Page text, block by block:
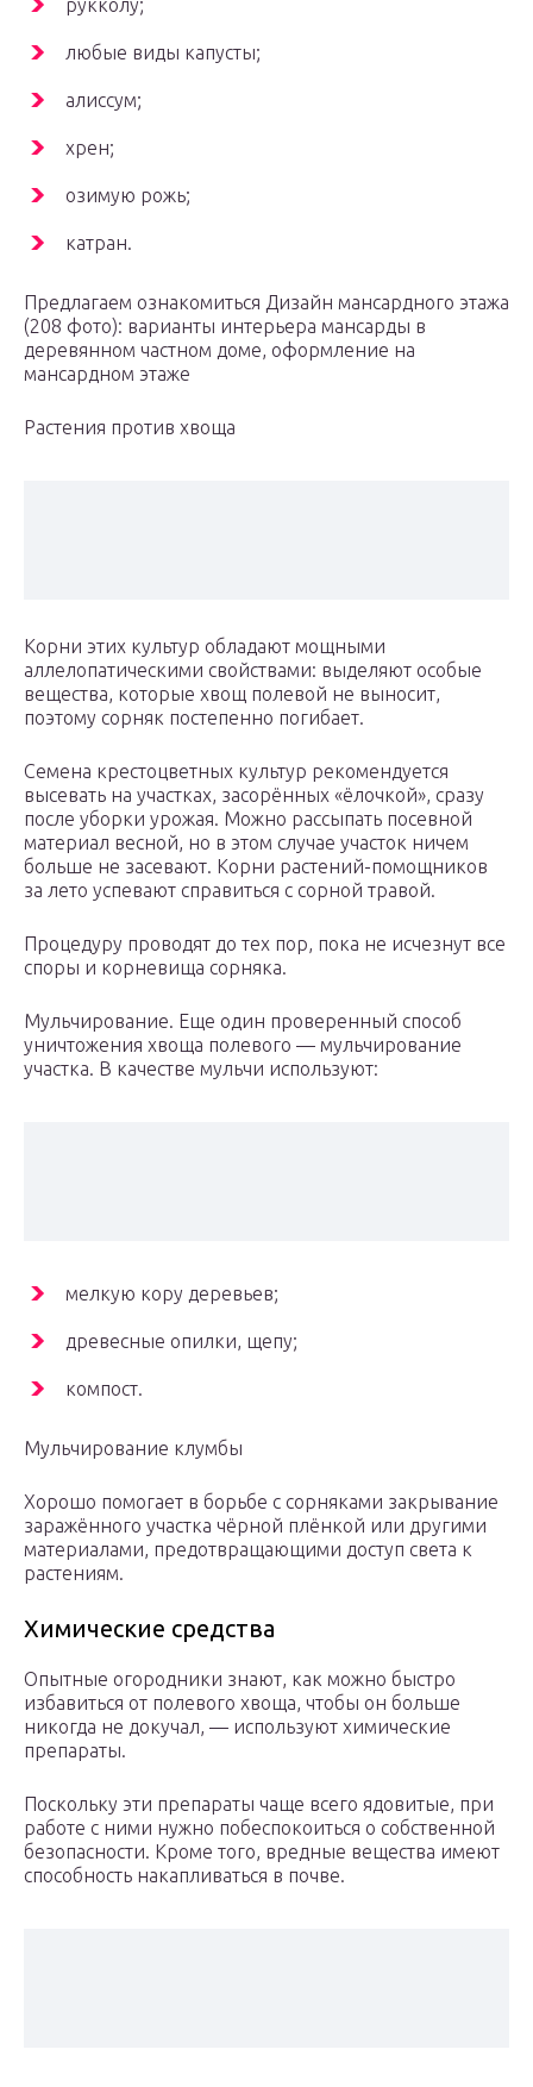
рукколу;
любые виды капусты;
алиссум;
хрен;
озимую рожь;
катран.
Предлагаем ознакомиться Дизайн мансардного этажа
(208 фото): варианты интерьера мансарды в
деревянном частном доме, оформление на
мансардном этаже
Растения против хвоща
Корни этих культур обладают мощными
аллелопатическими свойствами: выделяют особые
вещества, которые хвощ полевой не выносит,
поэтому сорняк постепенно погибает.
Семена крестоцветных культур рекомендуется
высевать на участках, засорённых «ёлочкой», сразу
после уборки урожая. Можно рассыпать посевной
материал весной, но в этом случае участок ничем
больше не засевают. Корни растений-помощников
за лето успевают справиться с сорной травой.
Процедуру проводят до тех пор, пока не исчезнут все
споры и корневища сорняка.
Мульчирование. Еще один проверенный способ
уничтожения хвоща полевого — мульчирование
участка. В качестве мульчи используют:
мелкую кору деревьев;
древесные опилки, щепу;
компост.
Мульчирование клумбы
Хорошо помогает в борьбе с сорняками закрывание
заражённого участка чёрной плёнкой или другими
материалами, предотвращающими доступ света к
растениям.
Химические средства
Опытные огородники знают, как можно быстро
избавиться от полевого хвоща, чтобы он больше
никогда не докучал, — используют химические
препараты.
Поскольку эти препараты чаще всего ядовитые, при
работе с ними нужно побеспокоиться о собственной
безопасности. Кроме того, вредные вещества имеют
способность накапливаться в почве.